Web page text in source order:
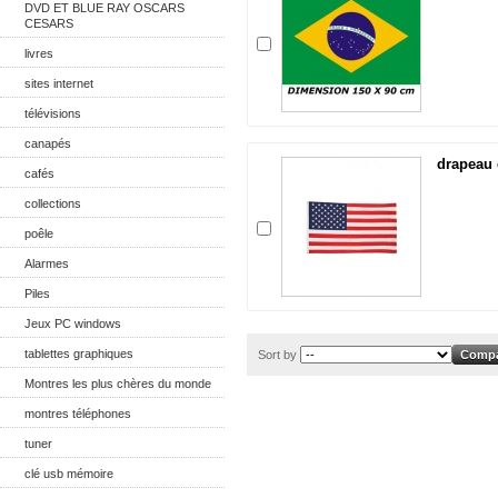
DVD ET BLUE RAY OSCARS
CESARS
livres
sites internet
télévisions
canapés
cafés
collections
poêle
Alarmes
Piles
Jeux PC windows
tablettes graphiques
Montres les plus chères du monde
montres téléphones
tuner
clé usb mémoire
drapeau
Sort by